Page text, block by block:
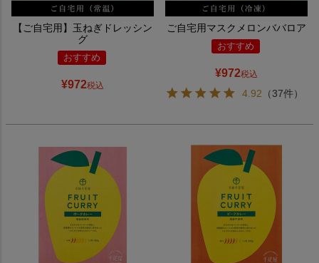
【ご自宅用】玉ねぎドレッシン
グ
おすすめ
¥972税込
ご自宅用マスクメロンババロア
おすすめ
¥972税込
4.92 （37件）